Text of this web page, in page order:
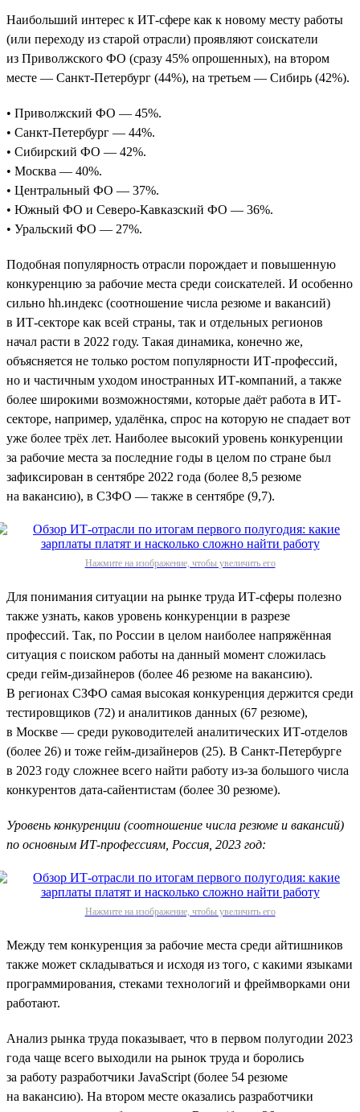
Наибольший интерес к ИТ-сфере как к новому месту работы
(или переходу из старой отрасли) проявляют соискатели
из Приволжского ФО (сразу 45% опрошенных), на втором
месте — Санкт-Петербург (44%), на третьем — Сибирь (42%).
• Приволжский ФО — 45%.
• Санкт-Петербург — 44%.
• Сибирский ФО — 42%.
• Москва — 40%.
• Центральный ФО — 37%.
• Южный ФО и Северо-Кавказский ФО — 36%.
• Уральский ФО — 27%.
Подобная популярность отрасли порождает и повышенную
конкуренцию за рабочие места среди соискателей. И особенно
сильно hh.индекс (соотношение числа резюме и вакансий)
в ИТ-секторе как всей страны, так и отдельных регионов
начал расти в 2022 году. Такая динамика, конечно же,
объясняется не только ростом популярности ИТ-профессий,
но и частичным уходом иностранных ИТ-компаний, а также
более широкими возможностями, которые даёт работа в ИТ-
секторе, например, удалёнка, спрос на которую не спадает вот
уже более трёх лет. Наиболее высокий уровень конкуренции
за рабочие места за последние годы в целом по стране был
зафиксирован в сентябре 2022 года (более 8,5 резюме
на вакансию), в СЗФО — также в сентябре (9,7).
Нажмите на изображение, чтобы увеличить его
Для понимания ситуации на рынке труда ИТ-сферы полезно
также узнать, каков уровень конкуренции в разрезе
профессий. Так, по России в целом наиболее напряжённая
ситуация с поиском работы на данный момент сложилась
среди гейм-дизайнеров (более 46 резюме на вакансию).
В регионах СЗФО самая высокая конкуренция держится среди
тестировщиков (72) и аналитиков данных (67 резюме),
в Москве — среди руководителей аналитических ИТ-отделов
(более 26) и тоже гейм-дизайнеров (25). В Санкт-Петербурге
в 2023 году сложнее всего найти работу из-за большого числа
конкурентов дата-сайентистам (более 30 резюме).
Уровень конкуренции (соотношение числа резюме и вакансий)
по основным ИТ-профессиям, Россия, 2023 год:
Нажмите на изображение, чтобы увеличить его
Между тем конкуренция за рабочие места среди айтишников
также может складываться и исходя из того, с какими языками
программирования, стеками технологий и фреймворками они
работают.
Анализ рынка труда показывает, что в первом полугодии 2023
года чаще всего выходили на рынок труда и боролись
за работу разработчики JavaScript (более 54 резюме
на вакансию). На втором месте оказались разработчики